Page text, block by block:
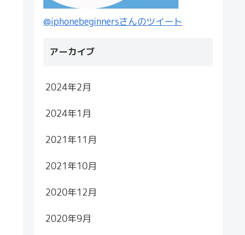
@iphonebeginnersさんのツイート
アーカイブ
2024年2月
2024年1月
2021年11月
2021年10月
2020年12月
2020年9月